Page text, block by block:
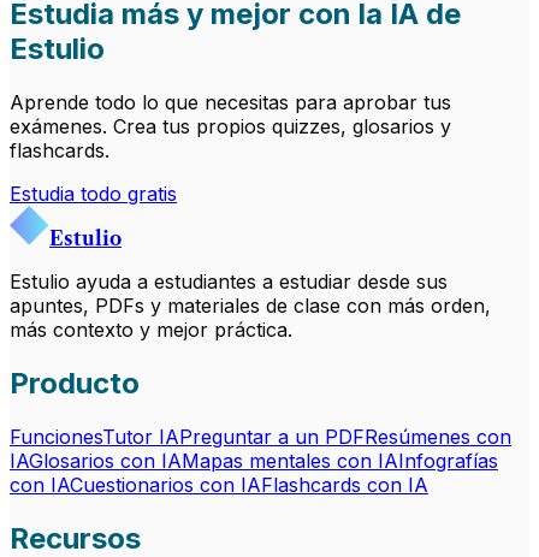
Estudia más y mejor con la IA de
Estulio
Aprende todo lo que necesitas para aprobar tus
exámenes. Crea tus propios quizzes, glosarios y
flashcards.
Estudia todo gratis
Estulio
Estulio ayuda a estudiantes a estudiar desde sus
apuntes, PDFs y materiales de clase con más orden,
más contexto y mejor práctica.
Producto
FuncionesTutor IAPreguntar a un PDFResúmenes con
IAGlosarios con IAMapas mentales con IAInfografías
con IACuestionarios con IAFlashcards con IA
Recursos